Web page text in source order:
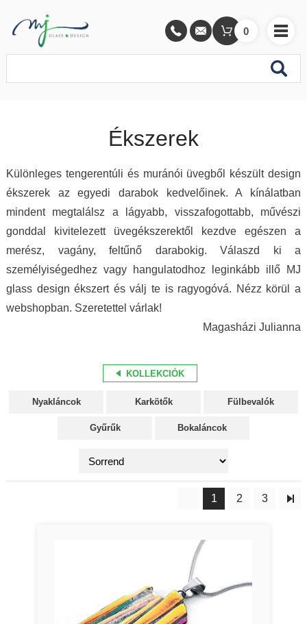
0
Ékszerek
Különleges tengerentúli és muránói üvegből készült design
ékszerek az egyedi darabok kedvelőinek. A kínálatban
mindent megtalálsz a lágyabb, visszafogottabb, művészi
gonddal kivitelezett üvegékszerektől kezdve egészen a
merész, vagány, feltűnő darabokig. Válaszd ki a
személyiségedhez vagy hangulatodhoz leginkább illő MJ
glass design ékszert és válj te is ragyogóvá. Nézz körül a
webshopban. Szeretettel várlak!
Magasházi Julianna
KOLLEKCIÓK
Nyakláncok Karkötők Fülbevalók
Gyűrűk Bokaláncok
1 2 3